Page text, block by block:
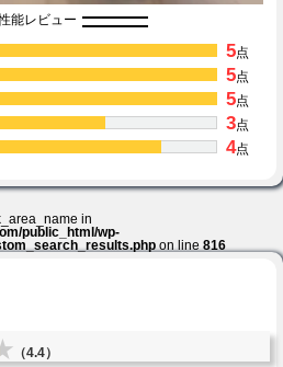
能レビュー
5点
5点
5点
3点
4点
in
public_html/wp-
on line816
（4.4）